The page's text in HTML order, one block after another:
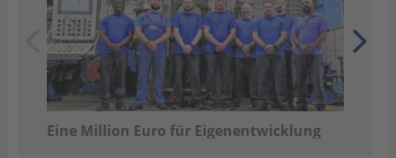
Eine Million Euro für Eigenentwicklung